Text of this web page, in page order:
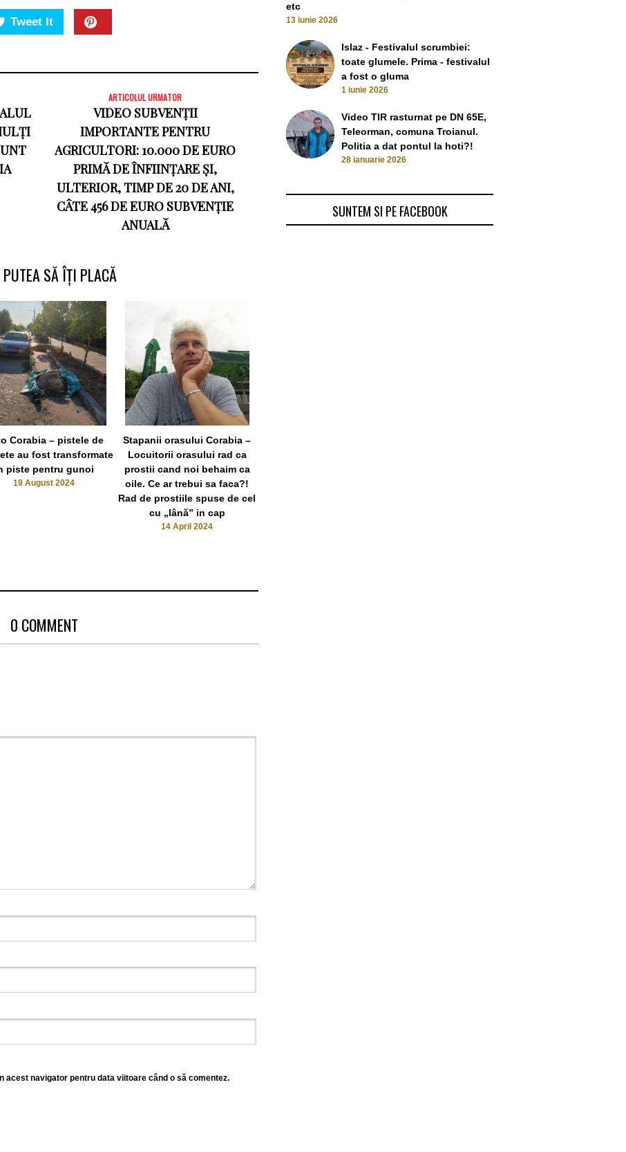
Tweet It
ARTICOLUL URMATOR
VIDEO SUBVENȚII
IMPORTANTE PENTRU
AGRICULTORI: 10.000 DE EURO
PRIMĂ DE ÎNFIINȚARE ȘI,
ULTERIOR, TIMP DE 20 DE ANI,
CÂTE 456 DE EURO SUBVENȚIE
ANUALĂ
SĂ ÎȚI PLACĂ
Corabia – pistele de
au fost transformate
piste pentru gunoi
19 August 2024
Stapanii orasului Corabia –
Locuitorii orasului rad ca
prostii cand noi behaim ca
oile. Ce ar trebui sa faca?!
Rad de prostiile spuse de cel
cu „lână” in cap
14 April 2024
0 COMMENT
acest navigator pentru data viitoare când o să comentez.
etc
13 iunie 2026
Islaz - Festivalul scrumbiei:
toate glumele. Prima - festivalul
a fost o gluma
1 iunie 2026
Video TIR rasturnat pe DN 65E,
Teleorman, comuna Troianul.
Politia a dat pontul la hoti?!
28 ianuarie 2026
SUNTEM SI PE FACEBOOK